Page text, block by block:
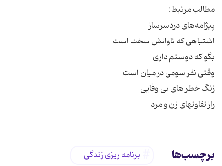
راز تفاوتهای زن و مرد
برچسب‌ها برنامه ریزی زندگی